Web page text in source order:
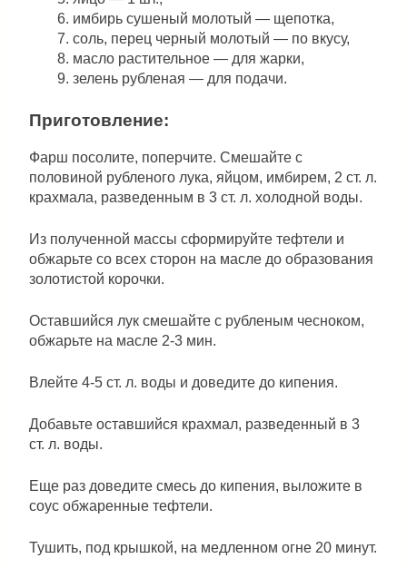
имбирь сушеный молотый — щепотка,
соль, перец черный молотый — по вкусу,
масло растительное — для жарки,
зелень рубленая — для подачи.
Приготовление:
Фарш посолите, поперчите. Смешайте с
половиной рубленого лука, яйцом, имбирем, 2 ст. л.
крахмала, разведенным в 3 ст. л. холодной воды.
Из полученной массы сформируйте тефтели и
обжарьте со всех сторон на масле до образования
золотистой корочки.
Оставшийся лук смешайте с рубленым чесноком,
обжарьте на масле 2-3 мин.
Влейте 4-5 ст. л. воды и доведите до кипения.
Добавьте оставшийся крахмал, разведенный в 3
ст. л. воды.
Еще раз доведите смесь до кипения, выложите в
соус обжаренные тефтели.
Тушить, под крышкой, на медленном огне 20 минут.